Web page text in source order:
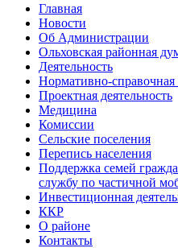
Главная
Новости
Об Администрации
Ольховская районная
Деятельность
Нормативно-
Проектная деятельность
Медицина
Комиссии
Сельские поселения
Перепись населения
Поддержка семей
службу по частичной
Инвестиционная
ККР
О районе
Контакты